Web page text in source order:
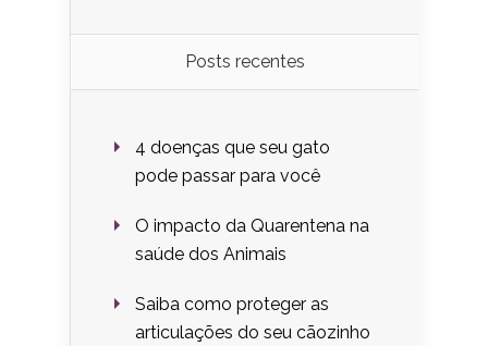
Posts recentes
4 doenças que seu gato
pode passar para você
O impacto da Quarentena na
saúde dos Animais
Saiba como proteger as
articulações do seu cãozinho